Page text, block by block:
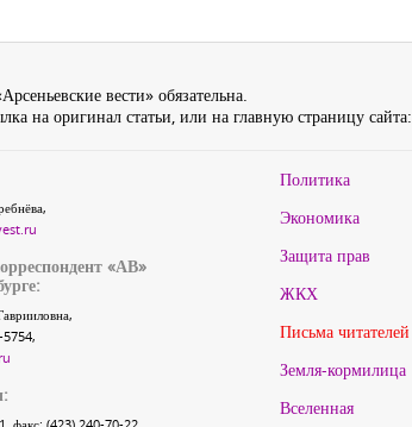
вести» обязательна.
на оригинал статьи, или на главную страницу сайта:
«АВ»
Политика
Экономика
Защита прав
ЖКХ
Письма читателей
Земля-кормилица
Вселенная